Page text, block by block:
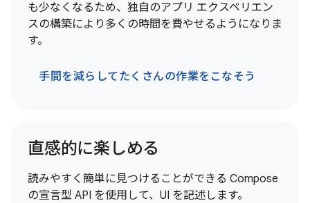
も少なくなるため、独自のアプリ エクスペリエン
スの構築により多くの時間を費やせるようになりま
す。
手間を減らしてたくさんの作業をこなそう
直感的に楽しめる
読みやすく簡単に見つけることができる Compose
の宣言型 API を使用して、UI を記述します。